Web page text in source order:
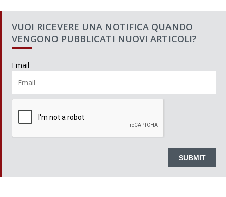
VUOI RICEVERE UNA NOTIFICA QUANDO
VENGONO PUBBLICATI NUOVI ARTICOLI?
Email